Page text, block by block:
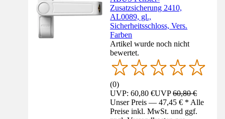
Zusatzsicherung 2410,
AL0089, gl.,
Sicherheitsschloss, Vers.
Farben
Artikel wurde noch nicht
bewertet.
(0)
UVP: 60,80 €UVP60,80 €
Unser Preis — 47,45 € * Alle
Preise inkl. MwSt. und ggf.